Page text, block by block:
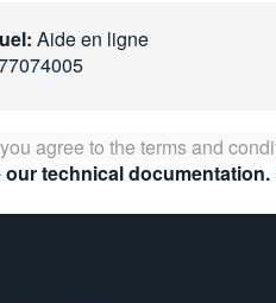
Aide en ligne
agree to the terms and
our technical